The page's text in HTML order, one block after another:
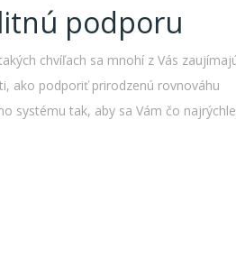
podporu
chvíľach sa mnohí z Vás
ako podporiť prirodzenú rovnováhu
systému tak, aby sa Vám čo